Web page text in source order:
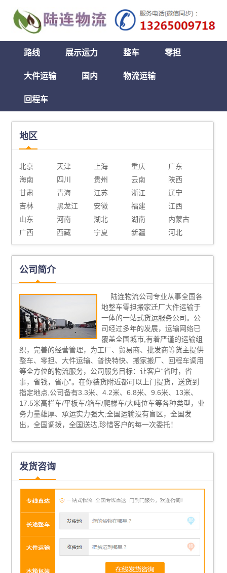
路线 展示运力 整车 零担
大件运输 国内 物流运输
回程车
地区
北京 天津 上海 重庆
广东
海南
四川 贵州 云南
陕西
甘肃
青海 江苏 浙江
辽宁
吉林
黑龙江 安徽 福建
江西
山东
河南 湖北 湖南
内蒙古
广西
西藏 宁夏 新疆 河北
公司简介
陆连物流公司专业从事全国各
地整车零担搬家迁厂大件运输于
一体的一站式货运服务公司。公
司经过多年的发展，运输网络已
覆盖全国城市,有着严谨的运输组
织，完善的经营管理，为工厂、贸易商、批发商等货主提供
整车、零担、大件运输、普快特快、搬家搬厂、回程车调用
等全方位的物流服务，公司服务目标：让客户“省时，省
事，省钱，省心”。在你装货附近都可以上门提货，送货到
指定地点,公司备有3.3米、4.2米、6.8米、9.6米、13米、
17.5米高栏车/平板车/箱车/爬梯车/大吨位车等各种类型，业
务力量雄厚、承运实力强大;全国运输没有盲区，全国发
出，全国调拨，全国送达,珍惜客户的每一次委托！
发货咨询